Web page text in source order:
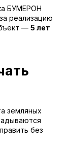
БУМЕРОН
реализацию
— 5 лет
земляных
без